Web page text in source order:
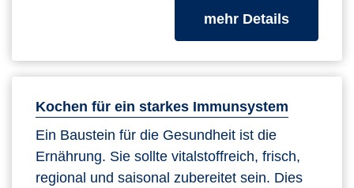
mehr Detailszum
Kochen für ein starkes Immunsystem
Ein Baustein für die Gesundheit ist die
Ernährung. Sie sollte vitalstoffreich, frisch,
regional und saisonal zubereitet sein. Dies